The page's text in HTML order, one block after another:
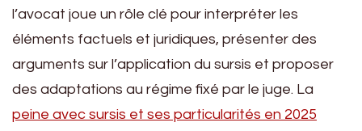
l’avocat joue un rôle clé pour interpréter les
éléments factuels et juridiques, présenter des
arguments sur l’application du sursis et proposer
des adaptations au régime fixé par le juge. La
peine avec sursis et ses particularités en 2025